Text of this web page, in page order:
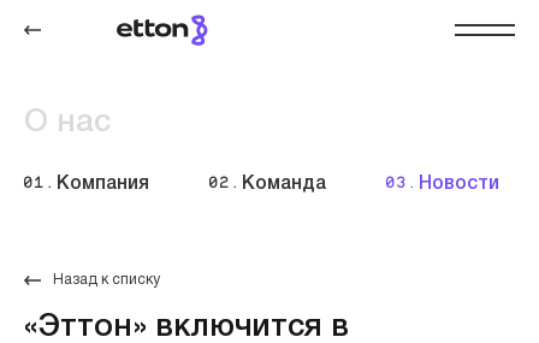
О нас
01. Компания 02. Команда 03. Новости
Назад к списку
«Эттон» включится в